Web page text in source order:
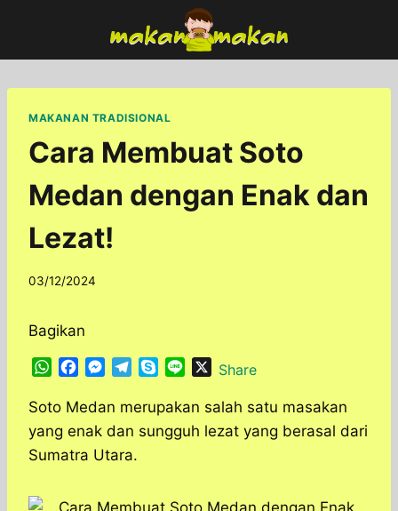
content
MAKANAN TRADISIONAL
Cara Membuat Soto
Medan dengan Enak dan
Lezat!
By
03/12/2024
Bagikan
W
a
t
s
A
p
c
e
o
k
M
s
s
e
n
e
l
e
r
m
y
p
n
e
XShare
Soto Medan merupakan salah satu masakan
yang enak dan sungguh lezat yang berasal dari
Sumatra Utara.